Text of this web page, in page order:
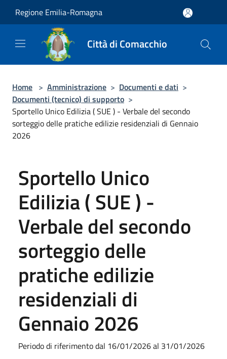
Regione Emilia-Romagna
Città di Comacchio
Home > Amministrazione > Documenti e dati >
Documenti (tecnico) di supporto >
Sportello Unico Edilizia ( SUE ) - Verbale del secondo
sorteggio delle pratiche edilizie residenziali di Gennaio
2026
Sportello Unico
Edilizia ( SUE ) -
Verbale del secondo
sorteggio delle
pratiche edilizie
residenziali di
Gennaio 2026
Periodo di riferimento dal 16/01/2026 al 31/01/2026